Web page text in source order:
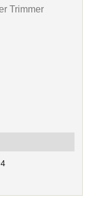
Trimmer